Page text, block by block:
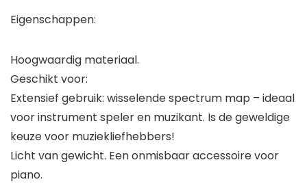
Eigenschappen:
Hoogwaardig materiaal.
Geschikt voor:
Extensief gebruik: wisselende spectrum map – ideaal
voor instrument speler en muzikant. Is de geweldige
keuze voor muziekliefhebbers!
Licht van gewicht. Een onmisbaar accessoire voor
piano.